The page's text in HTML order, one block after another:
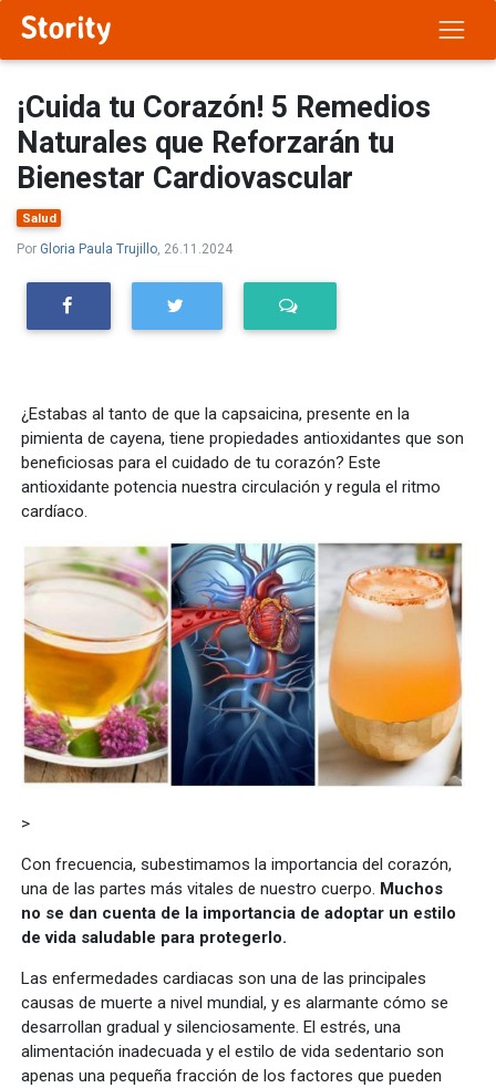
¡Cuida tu Corazón! 5 Remedios
Naturales que Reforzarán tu
Bienestar Cardiovascular
Salud
Por Gloria Paula Trujillo , 26.11.2024
¿Estabas al tanto de que la capsaicina, presente en la
pimienta de cayena, tiene propiedades antioxidantes que son
beneficiosas para el cuidado de tu corazón? Este
antioxidante potencia nuestra circulación y regula el ritmo
cardíaco.
>
Con frecuencia, subestimamos la importancia del corazón,
una de las partes más vitales de nuestro cuerpo. Muchos
no se dan cuenta de la importancia de adoptar un estilo
de vida saludable para protegerlo.
Las enfermedades cardiacas son una de las principales
causas de muerte a nivel mundial, y es alarmante cómo se
desarrollan gradual y silenciosamente. El estrés, una
alimentación inadecuada y el estilo de vida sedentario son
apenas una pequeña fracción de los factores que pueden